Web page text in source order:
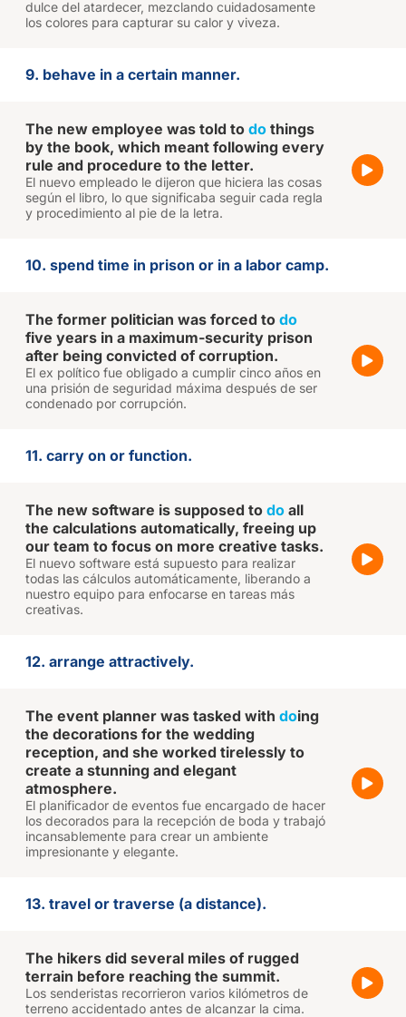
dulce del atardecer, mezclando cuidadosamente
los colores para capturar su calor y viveza.
9. behave in a certain manner.
The new employee was told to do things
by the book, which meant following every
rule and procedure to the letter.
El nuevo empleado le dijeron que hiciera las cosas
según el libro, lo que significaba seguir cada regla
y procedimiento al pie de la letra.
10. spend time in prison or in a labor camp.
The former politician was forced to do
five years in a maximum-security prison
after being convicted of corruption.
El ex político fue obligado a cumplir cinco años en
una prisión de seguridad máxima después de ser
condenado por corrupción.
11. carry on or function.
The new software is supposed to do all
the calculations automatically, freeing up
our team to focus on more creative tasks.
El nuevo software está supuesto para realizar
todas las cálculos automáticamente, liberando a
nuestro equipo para enfocarse en tareas más
creativas.
12. arrange attractively.
The event planner was tasked with doing
the decorations for the wedding
reception, and she worked tirelessly to
create a stunning and elegant
atmosphere.
El planificador de eventos fue encargado de hacer
los decorados para la recepción de boda y trabajó
incansablemente para crear un ambiente
impresionante y elegante.
13. travel or traverse (a distance).
The hikers did several miles of rugged
terrain before reaching the summit.
Los senderistas recorrieron varios kilómetros de
terreno accidentado antes de alcanzar la cima.